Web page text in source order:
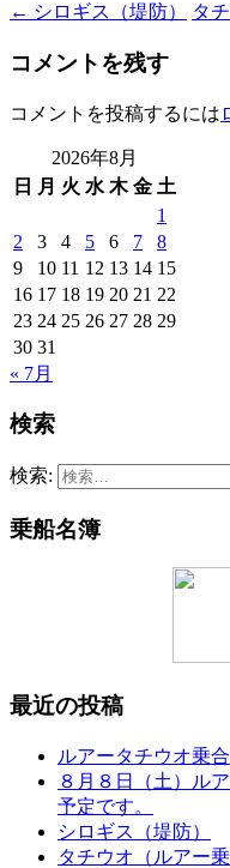
← シロギス（堤防） タ
コメントを残す
コメントを投稿するには
2026年8月
日
月 火 水 木 金 土
1
2
3 4 5 6 7
8
9
10 11 12 13 14 15
16 17 18 19 20 21 22
23 24 25 26 27 28 29
30 31
« 7月
検索
検索:
乗船名簿
最近の投稿
ルアータチウオ乗
８月８日（土）ル
予定です。
シロギス（堤防）
タチウオ（ルアー乗